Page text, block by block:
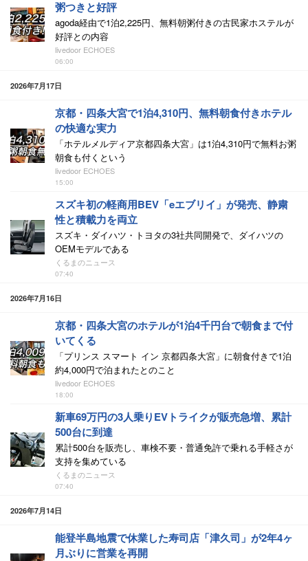
粥つきと好評
agoda経由で1泊2,225円、無料朝粥付きの古民家ホステルが
好評との内容
livedoor ECHOES
06:00
2026年7月17日
京都・四条大宮で1泊4,310円、無料朝食付きホテル
の快適な実力
「ホテルメルディア京都四条大宮」は1泊4,310円で無料お粥
朝食も付くという
livedoor ECHOES
15:00
スズキ初の軽商用BEV「eエブリイ」が発売、静粛
性と積載力を両立
スズキ・ダイハツ・トヨタの3社共同開発で、ダイハツの
OEMモデルである
くるまのニュース
07:40
2026年7月16日
京都・四条大宮のホテルが1泊4千円台で朝食まで付
いてくる
「プリンス スマート イン 京都四条大宮」に朝食付きで1泊
約4,000円で泊まれたとのこと
livedoor ECHOES
18:00
新車69万円の3人乗りEVトライクが販売急増、累計
500台に到達
累計500台を販売し、車検不要・普通免許で乗れる手軽さが
支持を集めている
くるまのニュース
07:40
2026年7月14日
能登半島地震で休業した寿司店「津久司」が2年4ヶ
月ぶりに営業を再開